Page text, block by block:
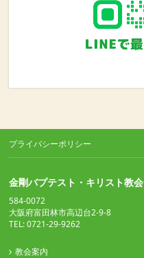
プライバシーポリシー
金剛バプテスト・キリスト教会
584-0072
大阪府富田林市高辺台2-9-8
TEL: 0721-29-9262
教会案内